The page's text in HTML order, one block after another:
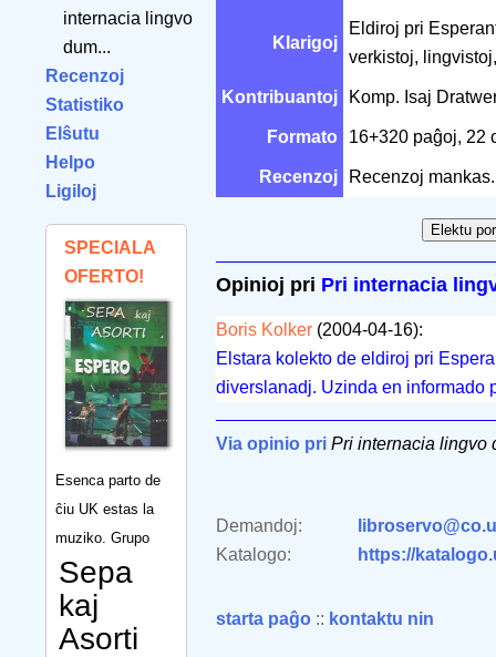
internacia lingvo
dum...
Recenzoj
Statistiko
Elŝutu
Helpo
Ligiloj
SPECIALA
OFERTO!
Esenca parto de
ĉiu UK estas la
muziko. Grupo
Sepa
kaj
Asorti
Klarigoj
Eldiroj pri
verkistoj,
Kontribuantoj Komp. Isaj
Formato 16+320 paĝoj, 22
Recenzoj Recenzoj mankas.
Opinioj pri Pri internacia
Boris Kolker (2004-04-16):
Elstara kolekto de eldiroj pri
diverslanadj. Uzinda en informado
Via opinio pri Pri internacia lingvo
Demandoj:
Katalogo:
https://
starta paĝo :: kontaktu nin